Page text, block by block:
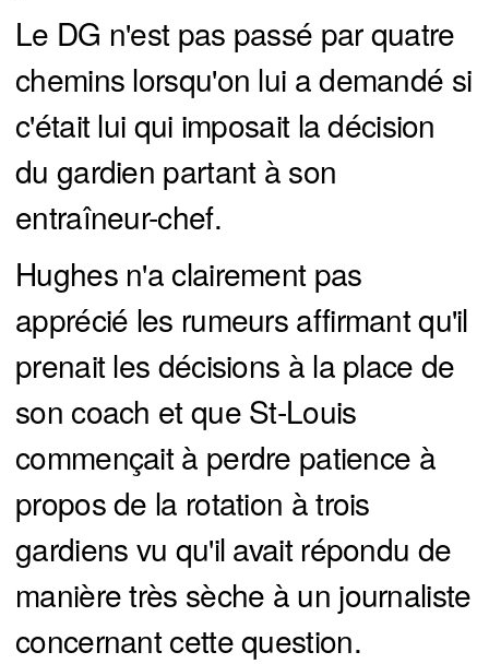
Le DG n'est pas passé par quatre
chemins lorsqu'on lui a demandé si
c'était lui qui imposait la décision
du gardien partant à son
entraîneur-chef.
Hughes n'a clairement pas
apprécié les rumeurs affirmant qu'il
prenait les décisions à la place de
son coach et que St-Louis
commençait à perdre patience à
propos de la rotation à trois
gardiens vu qu'il avait répondu de
manière très sèche à un journaliste
concernant cette question.